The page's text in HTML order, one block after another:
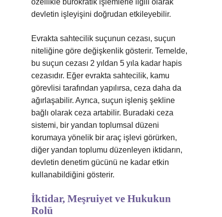
özellikle bürokratik işlemlerle ilgili olarak
devletin işleyişini doğrudan etkileyebilir.
Evrakta sahtecilik suçunun cezası, suçun
niteliğine göre değişkenlik gösterir. Temelde,
bu suçun cezası 2 yıldan 5 yıla kadar hapis
cezasıdır. Eğer evrakta sahtecilik, kamu
görevlisi tarafından yapılırsa, ceza daha da
ağırlaşabilir. Ayrıca, suçun işleniş şekline
bağlı olarak ceza artabilir. Buradaki ceza
sistemi, bir yandan toplumsal düzeni
korumaya yönelik bir araç işlevi görürken,
diğer yandan toplumu düzenleyen iktidarın,
devletin denetim gücünü ne kadar etkin
kullanabildiğini gösterir.
İktidar, Meşruiyet ve Hukukun
Rolü